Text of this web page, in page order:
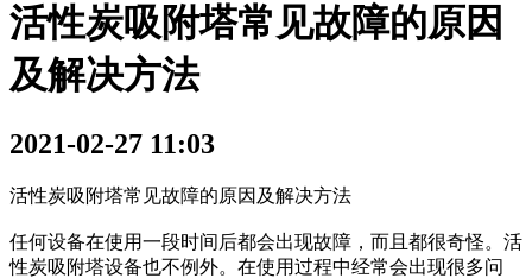
活性炭吸附塔常见故障的原因
及解决方法
2021-02-27 11:03
活性炭吸附塔常见故障的原因及解决方法
任何设备在使用一段时间后都会出现故障，而且都很奇怪。活
性炭吸附塔设备也不例外。在使用过程中经常会出现很多问